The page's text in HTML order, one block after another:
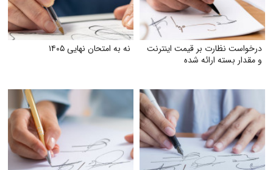
درخواست نظارت بر قیمت اینترنت
و مقدار بسته ارائه شده
نه به امتحان نهایی ۱۴۰۵